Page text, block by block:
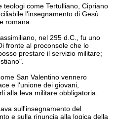
come Tertulliano, Cipriano
l'insegnamento di Gesù
romana.
nel 295 d.C., fu uno
fronte al proconsole che lo
prestare il servizio militare;
San Valentino vennero
e l'unione dei giovani,
alla leva militare obbligatoria.
sull'insegnamento del
e sulla rinuncia alla logica della